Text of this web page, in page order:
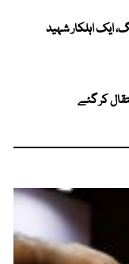
ایک اہلکار شہید
کر گئے